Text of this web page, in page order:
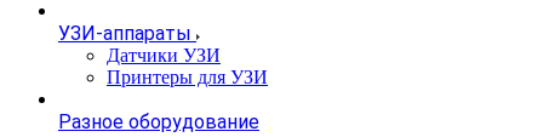
УЗИ-аппараты
Датчики УЗИ
Принтеры для УЗИ
Разное оборудование